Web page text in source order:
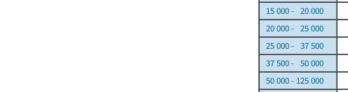
15 000 - 20 000
20 000 - 25 000
25 000 - 37 500
37 500 - 50 000
50 000 - 125 000